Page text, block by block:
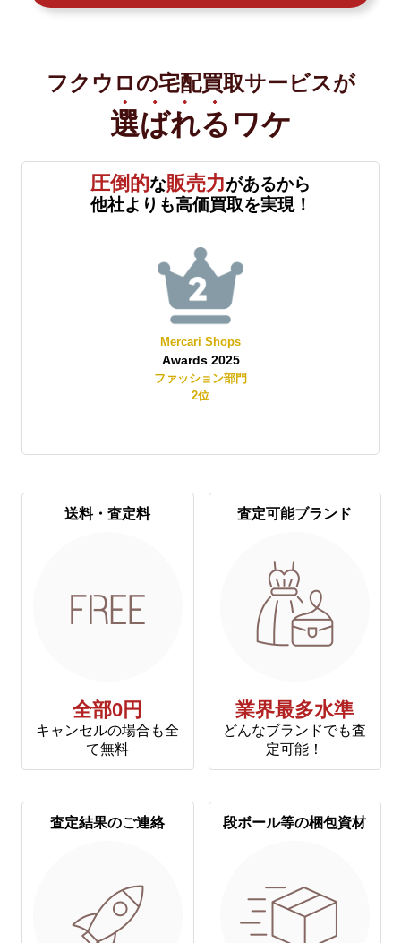
フクウロの宅配買取サービスが
選ばれる ワケ
圧倒的な販売力があるから
他社よりも高価買取を実現！
Mercari Shops
Awards 2025
ファッション部門
2位
送料・査定料
全部0円
キャンセルの場合も全
て無料
査定可能ブランド
業界最多水準
どんなブランドでも査
定可能！
査定結果のご連絡 段ボール等の梱包資材